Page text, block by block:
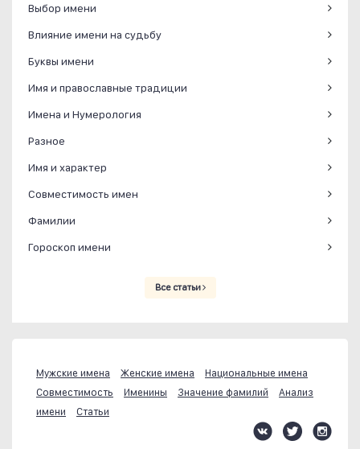
Выбор имени
Влияние имени на судьбу
Буквы имени
Имя и православные традиции
Имена и Нумерология
Разное
Имя и характер
Совместимость имен
Фамилии
Гороскоп имени
Все статьи
Мужские имена Женские имена
Национальные имена
Совместимость
Именины Значение фамилий
Анализ
имени
Статьи